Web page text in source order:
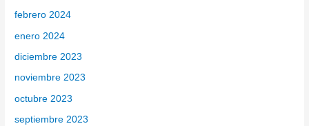
febrero 2024
enero 2024
diciembre 2023
noviembre 2023
octubre 2023
septiembre 2023